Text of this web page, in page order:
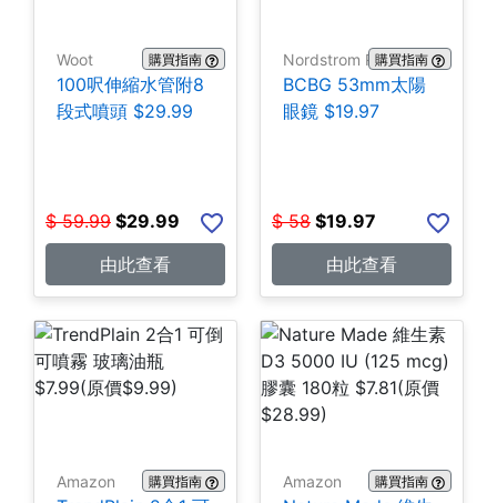
Woot 購買指南
100呎伸縮水管附8
段式噴頭 $29.99
$ 59.99 $29.99
由此查看
Nordstrom Rack購買指南
BCBG 53mm太陽
眼鏡 $19.97
$ 58 $19.97
由此查看
Amazon 購買指南 Amazon 購買指南